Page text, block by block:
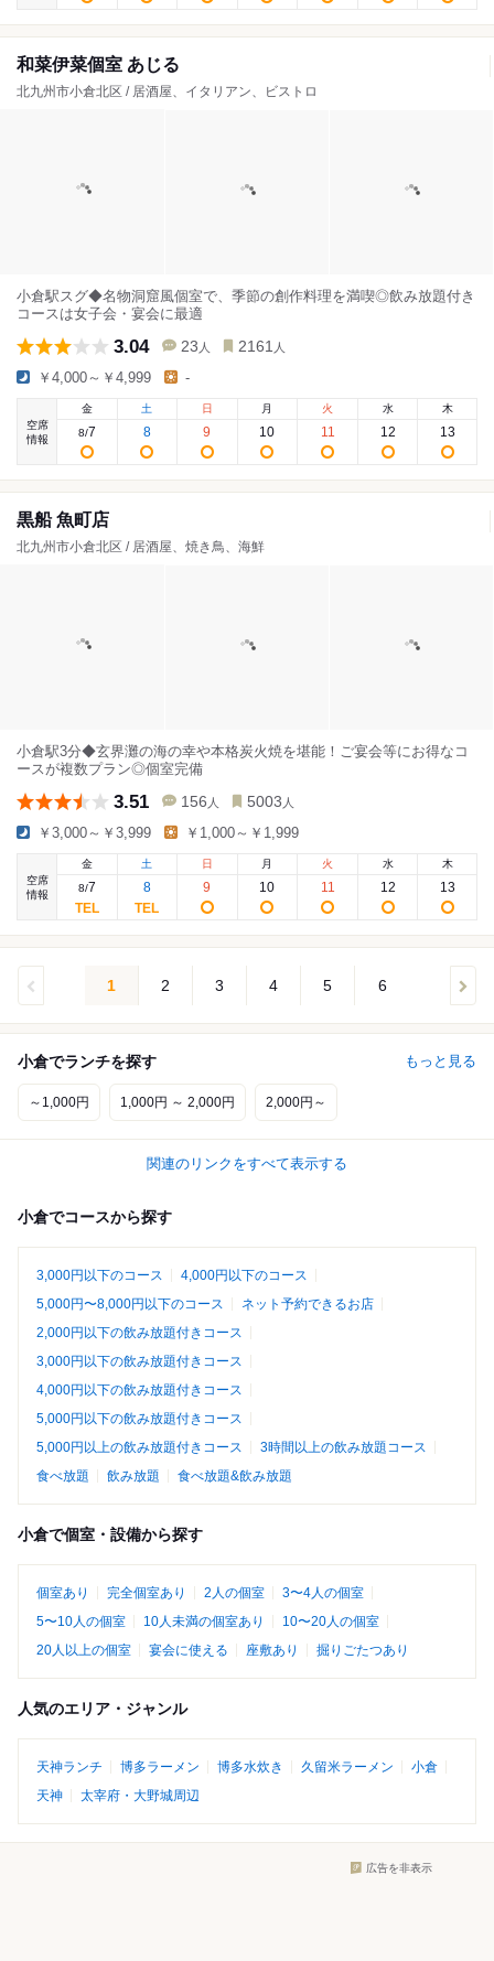
和菜伊菜個室 あじる
北九州市小倉北区 / 居酒屋、イタリアン、ビストロ
小倉駅スグ◆名物洞窟風個室で、季節の創作料理を満喫◎飲み放題付き
コースは女子会・宴会に最適
3.04 23 人 2161 人
￥4,000～￥4,999 -
空席
情報
金
8/7
土
8
日
9
月
10
火
11
水
12
木
13
黒船 魚町店
北九州市小倉北区 / 居酒屋、焼き鳥、海鮮
小倉駅3分◆玄界灘の海の幸や本格炭火焼を堪能！ご宴会等にお得なコ
ースが複数プラン◎個室完備
3.51 156 人 5003 人
￥3,000～￥3,999 ￥1,000～￥1,999
空席
情報
金
8/7
土
8
日
9
月
10
火
11
水
12
木
13
1 2 3 4 5 6
小倉でランチを探す もっと見る
～1,000円 1,000円 ～ 2,000円 2,000円～
関連のリンクをすべて表示する
小倉でコースから探す
3,000円以下のコース
4,000円以下のコース
5,000円〜8,000円以下のコース
ネット予約できるお店
2,000円以下の飲み放題付きコース
3,000円以下の飲み放題付きコース
4,000円以下の飲み放題付きコース
5,000円以下の飲み放題付きコース
5,000円以上の飲み放題付きコース
3時間以上の飲み放題コース
食べ放題
飲み放題 食べ放題&飲み放題
小倉で個室・設備から探す
個室あり 完全個室あり 2人の個室
3〜4人の個室
5〜10人の個室
10人未満の個室あり
10〜20人の個室
20人以上の個室
宴会に使える 座敷あり 掘りごたつあり
人気のエリア・ジャンル
天神ランチ 博多ラーメン 博多水炊き 久留米ラーメン
小倉
天神
太宰府・大野城周辺
広告を非表示